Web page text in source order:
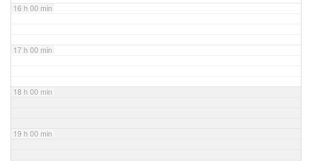
16 h 00 min
17 h 00 min
18 h 00 min
19 h 00 min